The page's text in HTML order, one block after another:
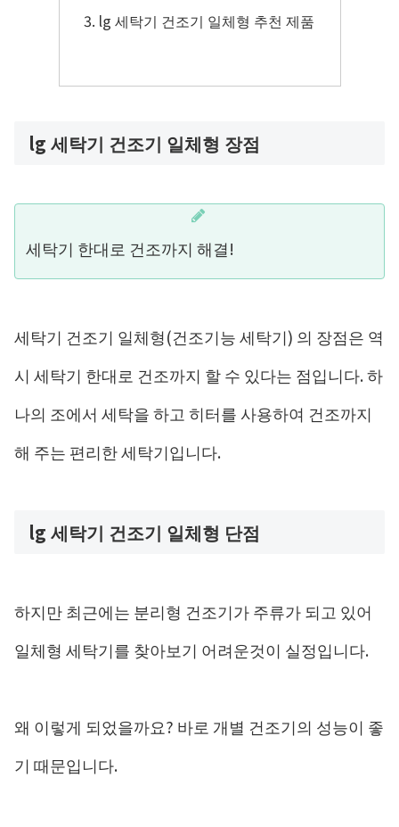
lg 세탁기 건조기 일체형 추천 제품
lg 세탁기 건조기 일체형 장점
세탁기 한대로 건조까지 해결!
세탁기 건조기 일체형(건조기능 세탁기) 의 장점은 역
시 세탁기 한대로 건조까지 할 수 있다는 점입니다. 하
나의 조에서 세탁을 하고 히터를 사용하여 건조까지
해 주는 편리한 세탁기입니다.
lg 세탁기 건조기 일체형 단점
하지만 최근에는 분리형 건조기가 주류가 되고 있어
일체형 세탁기를 찾아보기 어려운것이 실정입니다.
왜 이렇게 되었을까요? 바로 개별 건조기의 성능이 좋
기 때문입니다.